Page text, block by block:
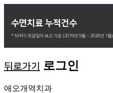
수면치료 누적건수
* NIMS 취급일자 보고 기준 (2019년 9월 ~ 2026년 1월)
뒤로가기 로그인
애오개역치과